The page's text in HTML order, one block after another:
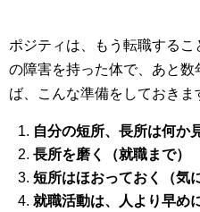
ポジティは、もう転職する
の障害を持った体で、あと
ば、こんな準備をしておきま
自分の短所、長所は何か
長所を磨く（就職まで）
短所はほおっておく（気
就職活動は、人より早め